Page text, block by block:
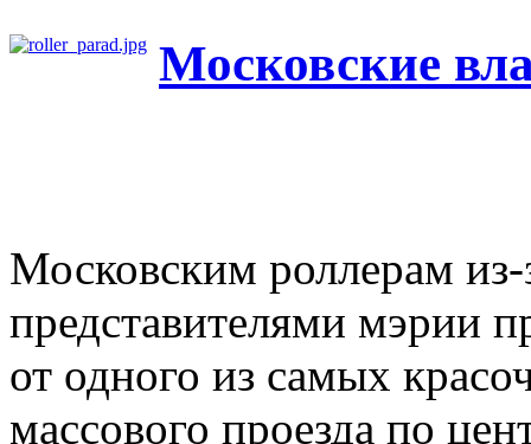
Московские
Московским роллерам из-
представителями мэрии
от одного из самых
массового проезда по